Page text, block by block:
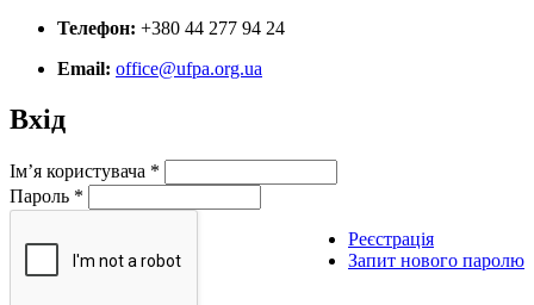
Телефон: +380 44 277 94 24
Email: office@ufpa.org.ua
Вхід
Ім’я користувача *
Пароль *
Реєстрація
Запит нового паролю